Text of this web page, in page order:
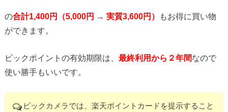
の合計1,400円（5,000円 → 実質3,600円）
もお得に買い物
ができます。
ビックポイントの有効期限は、 最終利用から２年間なので
使い勝手もいいです。
ビックカメラでは、楽天ポイントカードを提示すること